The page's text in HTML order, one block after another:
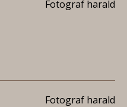
Fotograf harald
Fotograf harald